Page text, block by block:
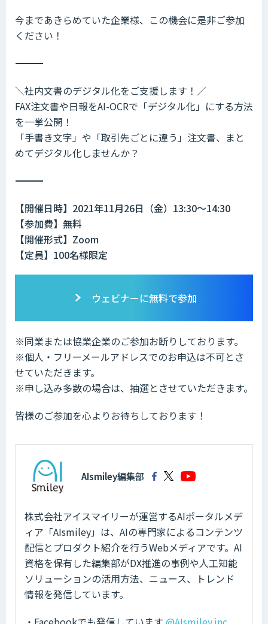
今まであきらめていた企業様、この機会に是非ご参加
ください！
――――――――――――――――――――――――――――――――――
＼社内文書のデジタル化をご支援します！／
FAX注文書や日報をAI-OCRで「デジタル化」にする方法
を一挙公開！
「手書き文字」や「取引先ごとに違う」注文書、まと
めてデジタル化しませんか？
――――――――――――――――――――――――――――――――――
【開催日時】2021年11月26日（金）13:30～14:30
【参加費】無料
【開催形式】Zoom
【定員】100名様限定
ウェビナーに無料で参加
※同業または協業企業のご参加お断りしております。
※個人・フリーメールアドレスでのお申込は不可とさ
せていただきます。
※申し込み多数の場合は、抽選とさせていただきます。
皆様のご参加を心よりお待ちしております！
AIsmiley編集部
株式会社アイスマイリーが運営するAIポータルメデ
ィア「AIsmiley」は、AIの専門家によるコンテンツ
配信とプロダクト紹介を行うWebメディアです。AI
資格を保有した編集部がDX推進の事例や人工知能
ソリューションの活用方法、ニュース、トレンド
情報を発信しています。